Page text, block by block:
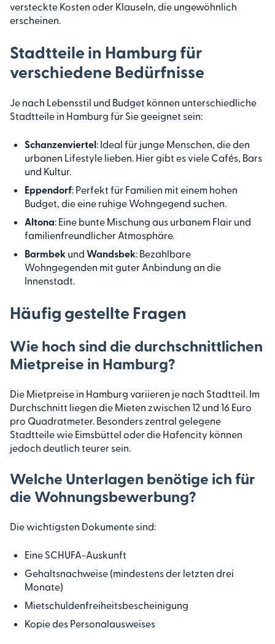
versteckte Kosten oder Klauseln, die ungewöhnlich
erscheinen.
Stadtteile in Hamburg für
verschiedene Bedürfnisse
Je nach Lebensstil und Budget können unterschiedliche
Stadtteile in Hamburg für Sie geeignet sein:
Schanzenviertel: Ideal für junge Menschen, die den
urbanen Lifestyle lieben. Hier gibt es viele Cafés, Bars
und Kultur.
Eppendorf: Perfekt für Familien mit einem hohen
Budget, die eine ruhige Wohngegend suchen.
Altona: Eine bunte Mischung aus urbanem Flair und
familienfreundlicher Atmosphäre.
Barmbek und Wandsbek: Bezahlbare
Wohngegenden mit guter Anbindung an die
Innenstadt.
Häufig gestellte Fragen
Wie hoch sind die durchschnittlichen
Mietpreise in Hamburg?
Die Mietpreise in Hamburg variieren je nach Stadtteil. Im
Durchschnitt liegen die Mieten zwischen 12 und 16 Euro
pro Quadratmeter. Besonders zentral gelegene
Stadtteile wie Eimsbüttel oder die Hafencity können
jedoch deutlich teurer sein.
Welche Unterlagen benötige ich für
die Wohnungsbewerbung?
Die wichtigsten Dokumente sind:
Eine SCHUFA-Auskunft
Gehaltsnachweise (mindestens der letzten drei
Monate)
Mietschuldenfreiheitsbescheinigung
Kopie des Personalausweises